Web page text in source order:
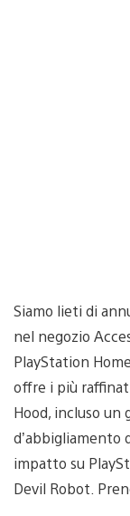
Siamo lieti di
nel negozio
PlayStation
offre i più
Hood, incluso un
d’abbigliamento
impatto su
Devil Robot.